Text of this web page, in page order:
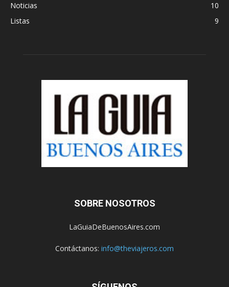
Noticias
10
Listas
9
SOBRE NOSOTROS
LaGuiaDeBuenosAires.com
Contáctanos: info@theviajeros.com